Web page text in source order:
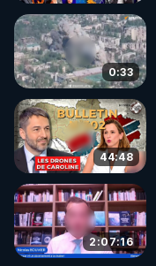
0:33
44:48
2:07:16